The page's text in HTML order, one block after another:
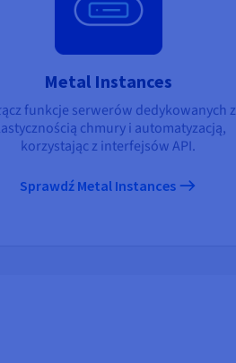
Metal Instances
funkcje serwerów dedykowanych z
chmury i automatyzacją,
korzystając z interfejsów API.
Sprawdź Metal Instances